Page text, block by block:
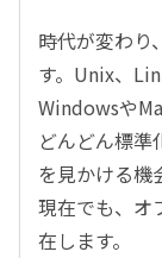
時代が変わり
す。Unix、
Windowsや
どんどん標準
を見かける機
現在でも、オ
在します。